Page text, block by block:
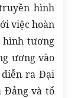
hình
việc hoàn
hình tương
ương vào
diễn ra Đại
Đảng và tổ